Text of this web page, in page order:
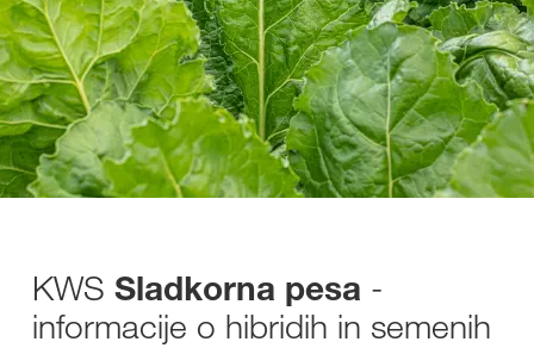
KWS Sladkorna pesa -
informacije o hibridih in semenih